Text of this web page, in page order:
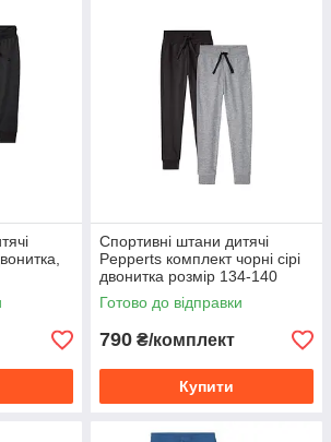
Спортивні штани дитячі
Pepperts комплект чорні сірі
двонитка розмір 134-140
Готово до відправки
790 ₴/комплект
Купити